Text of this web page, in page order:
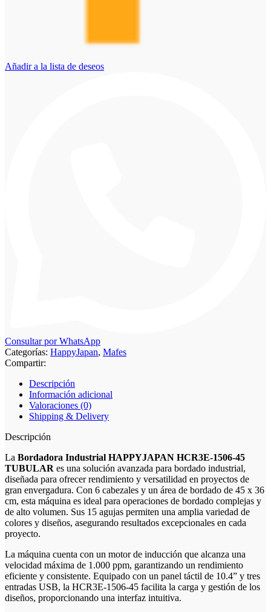
Añadir a la lista de deseos
Consultar por WhatsApp
Categorías: HappyJapan, Mafes
Compartir:
Descripción
Información adicional
Valoraciones (0)
Shipping & Delivery
Descripción
La Bordadora Industrial HAPPYJAPAN HCR3E-1506-45
TUBULAR es una solución avanzada para bordado industrial,
diseñada para ofrecer rendimiento y versatilidad en proyectos de
gran envergadura. Con 6 cabezales y un área de bordado de 45 x 36
cm, esta máquina es ideal para operaciones de bordado complejas y
de alto volumen. Sus 15 agujas permiten una amplia variedad de
colores y diseños, asegurando resultados excepcionales en cada
proyecto.
La máquina cuenta con un motor de inducción que alcanza una
velocidad máxima de 1.000 ppm, garantizando un rendimiento
eficiente y consistente. Equipado con un panel táctil de 10.4” y tres
entradas USB, la HCR3E-1506-45 facilita la carga y gestión de los
diseños, proporcionando una interfaz intuitiva.